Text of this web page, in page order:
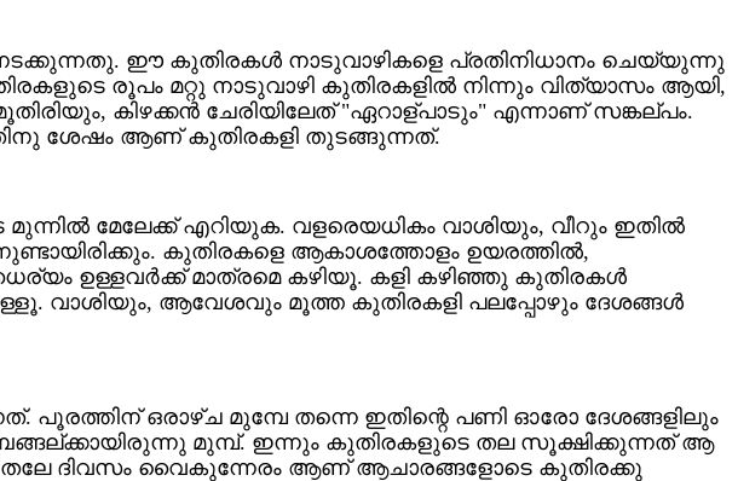
നടക്കുന്നതു. ഈ കുതിരകള്‍ നാടുവാഴികളെ പ്രതിനിധാനം ചെയ്യുന്നു
രൂപം മറ്റു നാടുവാഴി കുതിരകളില്‍ നിന്നും വിത്യാസം ആയി,
കിഴക്കന്‍ ചേരിയിലേത് "ഏറാള്പാടും" എന്നാണ് സങ്കല്പം.
ശേഷം ആണ് കുതിരകളി തുടങ്ങുന്നത്.
മേലേക്ക് എറിയുക. വളരെയധികം വാശിയും, വീറും ഇതില്‍
കുതിരകളെ ആകാശത്തോളം ഉയരത്തില്‍,
ഉള്ളവര്‍ക്ക് മാത്രമെ കഴിയൂ. കളി കഴിഞ്ഞു കുതിരകള്‍
വാശിയും, ആവേശവും മൂത്ത കുതിരകളി പലപ്പോഴും ദേശങ്ങള്‍
പൂരത്തിന് ഒരാഴ്ച മുമ്പേ തന്നെ ഇതിന്റെ പണി ഓരോ ദേശങ്ങളിലും
മുമ്പ്. ഇന്നും കുതിരകളുടെ തല സൂക്ഷിക്കുന്നത് ആ
ദിവസം വൈകുന്നേരം ആണ് ആചാരങ്ങളോടെ കുതിരക്കു